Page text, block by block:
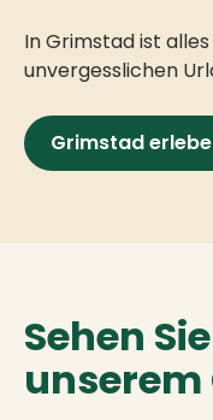
In Grimstad ist
unvergesslichen
Grimstad
Sehen